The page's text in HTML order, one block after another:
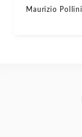
Maurizio Pollini